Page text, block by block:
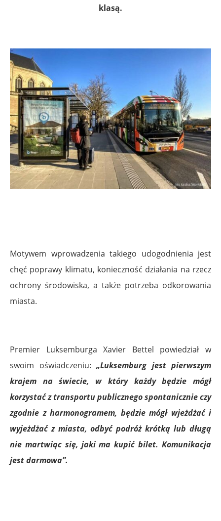
klasą.
Motywem wprowadzenia takiego udogodnienia jest
chęć poprawy klimatu, konieczność działania na rzecz
ochrony środowiska, a także potrzeba odkorowania
miasta.
Premier Luksemburga Xavier Bettel powiedział w
swoim oświadczeniu: „Luksemburg jest pierwszym
krajem na świecie, w który każdy będzie mógł
korzystać z transportu publicznego spontanicznie czy
zgodnie z harmonogramem, będzie mógł wjeżdżać i
wyjeżdżać z miasta, odbyć podróż krótką lub długą
nie martwiąc się, jaki ma kupić bilet. Komunikacja
jest darmowa”.